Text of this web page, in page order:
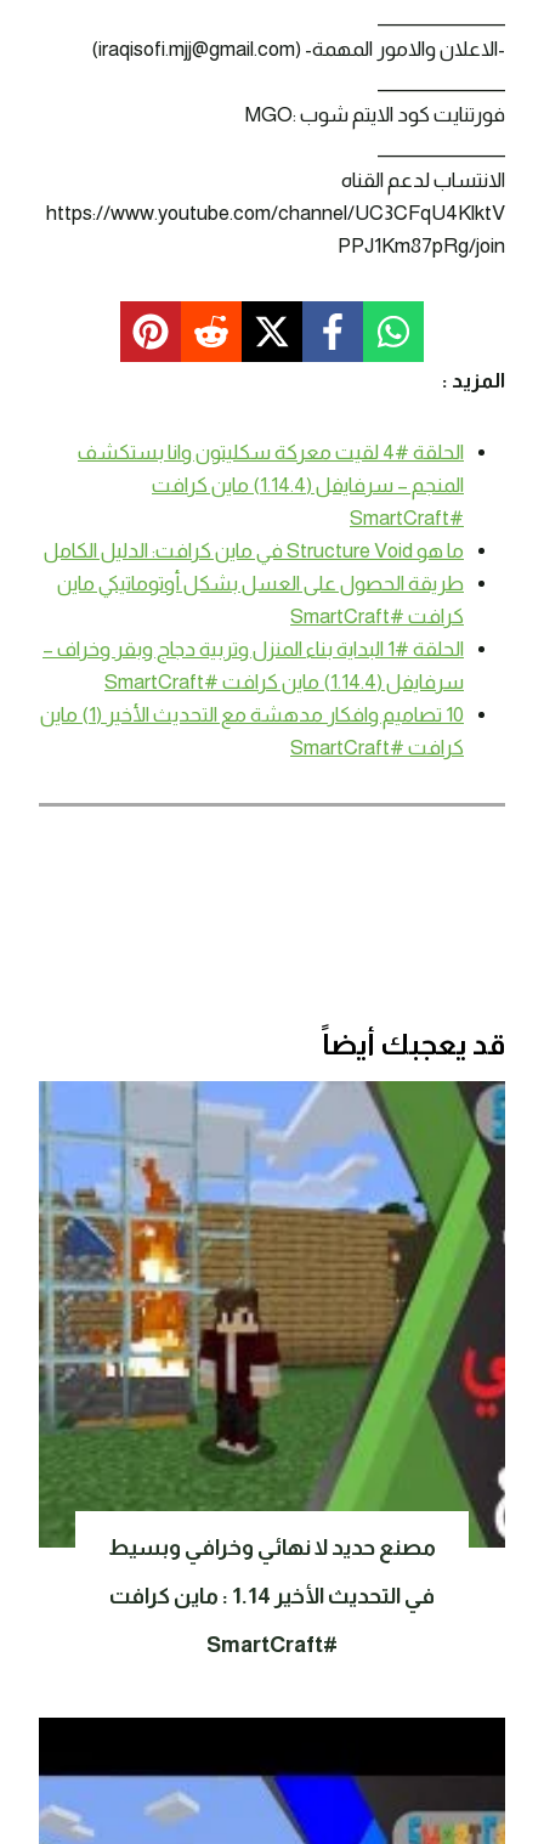
-الاعلان والامور المهمة- (iraqisofi.mjj@gmail.com)
فورتنايت كود الايتم شوب :MGO
الانتساب لدعم القناه
https://www.youtube.com/channel/UC3CFqU4KlktV
PPJ1Km87pRg/join
المزيد :
الحلقة #4 لقيت معركة سكليتون وانا بستكشف
المنجم – سرفايفل (1.14.4) ماين كرافت
#SmartCraft
ما هو Structure Void في ماين كرافت: الدليل الكامل
طريقة الحصول على العسل بشكل أوتوماتيكي ماين
كرافت #SmartCraft
الحلقة #1 البداية بناء المنزل وتربية دجاج وبقر وخراف –
سرفايفل (1.14.4) ماين كرافت #SmartCraft
10 تصاميم وافكار مدهشة مع التحديث الأخير (1) ماين
كرافت #SmartCraft
قد يعجبك أيضاً
مصنع حديد لا نهائي وخرافي وبسيط
في التحديث الأخير 1.14 : ماين كرافت
#SmartCraft